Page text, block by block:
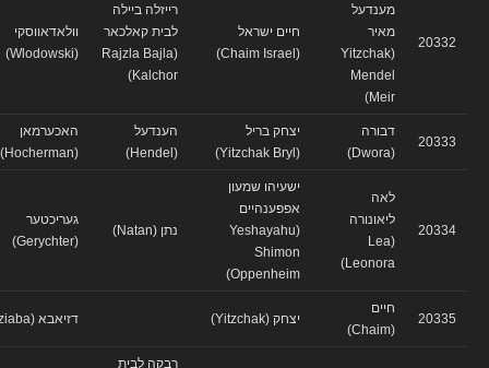
20332
מענדעל
(Yitzchak
Mendel
חיים ישראל
רייזלה ביילה
לבית קאלכאר
(Rajzla Bajla
Kalchor)
וולאדאווסקי
(Wlodowski)
20333
דבורה
יצחק בריל
הענדעל
האכערמאן
20334
ליאונורה
Leonora)
ישעיהו שמעון
אפפענהיים
(Yeshayahu
Shimon
Oppenheim)
געריכטער
20335 יצחק (Yitzchak) דזיאבא (Dziaba)
רבקה לבית